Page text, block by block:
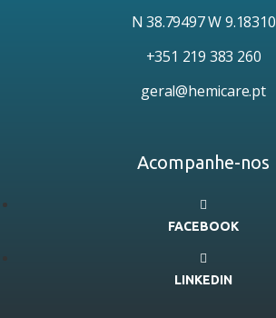
N 38.79497 W 9.18310
+351 219 383 260
geral@hemicare.pt
Acompanhe-nos
FACEBOOK
LINKEDIN